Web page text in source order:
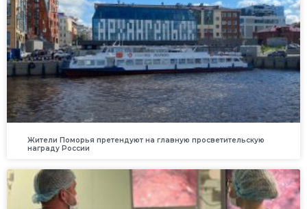
Жители Поморья претендуют на главную просветительскую
награду России